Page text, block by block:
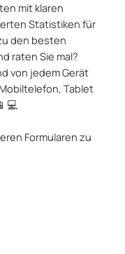
mit klaren
Statistiken für
den besten
raten Sie mal?
von jedem Gerät
Tablet
Formularen zu